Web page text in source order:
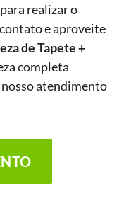
realizar o
e aproveite
de Tapete +
completa
atendimento